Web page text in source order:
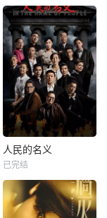
人民的名义
已完结